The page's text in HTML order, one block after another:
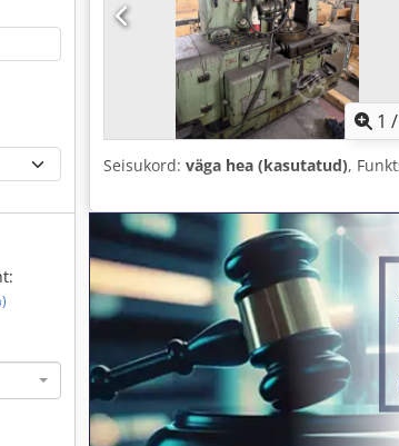
1 /
Seisukord: väga hea (kasutatud),